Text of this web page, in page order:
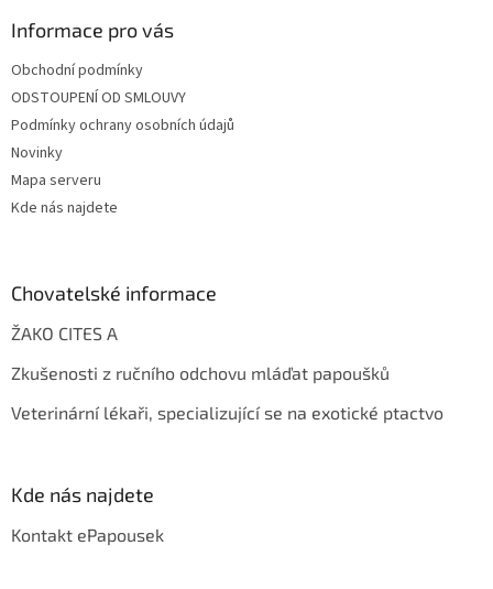
Informace pro vás
Obchodní podmínky
ODSTOUPENÍ OD SMLOUVY
Podmínky ochrany osobních údajů
Novinky
Mapa serveru
Kde nás najdete
Chovatelské informace
ŽAKO CITES A
Zkušenosti z ručního odchovu mláďat papoušků
Veterinární lékaři, specializující se na exotické ptactvo
Kde nás najdete
Kontakt ePapousek